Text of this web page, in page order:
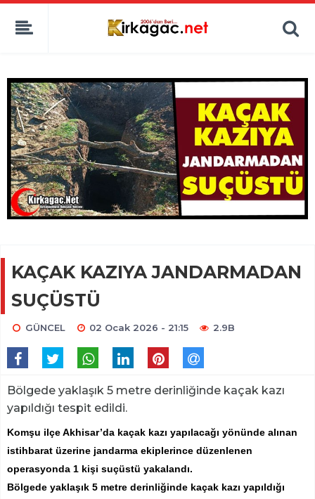
KAÇAK KAZIYA JANDARMADAN
SUÇÜSTÜ
GÜNCEL 02 Ocak 2026 - 21:15 2.9B
​​​​​​​Bölgede yaklaşık 5 metre derinliğinde kaçak kazı
yapıldığı tespit edildi.
Komşu ilçe Akhisar’da kaçak kazı yapılacağı yönünde alınan
istihbarat üzerine jandarma ekiplerince düzenlenen
operasyonda 1 kişi suçüstü yakalandı.
Bölgede yaklaşık 5 metre derinliğinde kaçak kazı yapıldığı